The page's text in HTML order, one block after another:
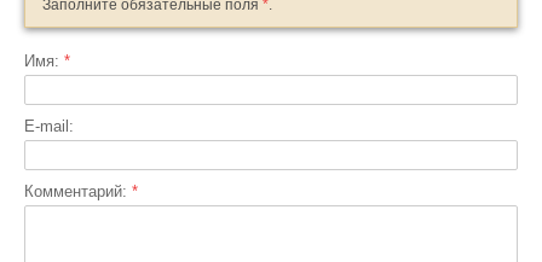
Заполните обязательные поля *
Имя: *
E-mail:
Комментарий: *